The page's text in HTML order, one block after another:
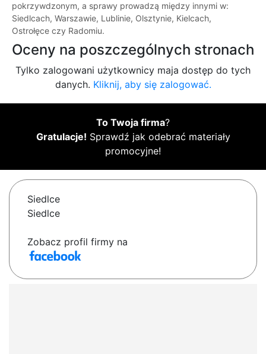
pokrzywdzonym, a sprawy prowadzą między innymi w:
Siedlcach, Warszawie, Lublinie, Olsztynie, Kielcach,
Ostrołęce czy Radomiu.
Oceny na poszczególnych stronach
Tylko zalogowani użytkownicy maja dostęp do tych
danych. Kliknij, aby się zalogować.
To Twoja firma?
Gratulacje! Sprawdź jak odebrać materiały
promocyjne!
Siedlce
Siedlce
Zobacz profil firmy na